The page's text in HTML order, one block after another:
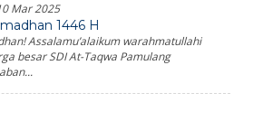
Mar 2025
1446 H
Assalamu’alaikum warahmatullahi
besar SDI At-Taqwa Pamulang